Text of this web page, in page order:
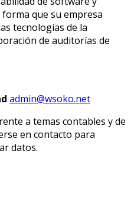
que su empresa
tecnologías de la
de auditorías de
admin@wsoko.net
a temas contables y de
en contacto para
datos.